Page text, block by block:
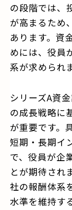
の段階では、
が高まるため
あります。資
めには、役員
系が求められ
シリーズA資
の成長戦略に
が重要です。
短期・長期イ
で、役員が企
とが期待され
社の報酬体系
水準を維持す